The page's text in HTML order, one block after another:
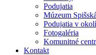
Podujatia
Múzeum
Podujatia v okolí
Fotogaléria
Komunitné
Kontakt